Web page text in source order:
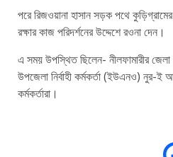
পরে রিজওয়ানা হাসান সড়ক পথে
রক্ষার কাজ পরিদর্শনের উদ্দেশে রওনা দেন।
এ সময় উপস্থিত ছিলেন- নীলফামারীর
উপজেলা নির্বাহী কর্মকর্তা (ইউএনও) নুর-ই
কর্মকর্তারা।